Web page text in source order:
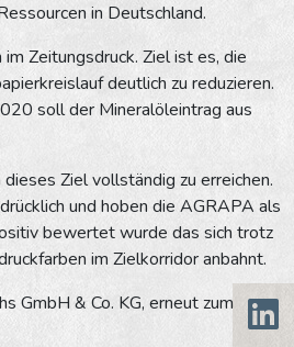
in Deutschland.
Zeitungsdruck. Ziel ist es, die
deutlich zu reduzieren.
soll der Mineralöleintrag aus
Ziel vollständig zu erreichen.
und hoben die AGRAPA als
bewertet wurde das sich trotz
im Zielkorridor anbahnt.
GmbH & Co. KG, erneut zum